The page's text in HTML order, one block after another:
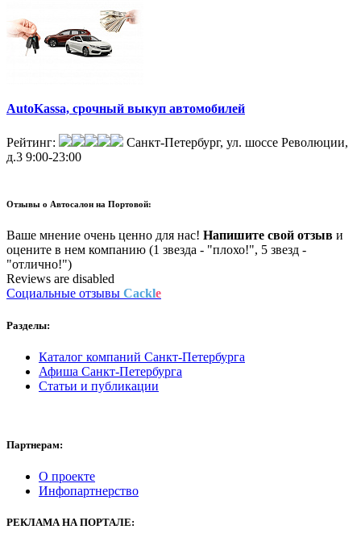
AutoKassa, срочный выкуп автомобилей
Рейтинг:
Санкт-Петербург, ул. шоссе Революции,
д.3 9:00-23:00
Отзывы о Автосалон на Портовой:
Ваше мнение очень ценно для нас! Напишите свой отзыв и
оцените в нем компанию (1 звезда - "плохо!", 5 звезд -
"отлично!")
Reviews are disabled
Социальные отзывы Cackle
Разделы:
Каталог компаний Санкт-Петербурга
Афиша Санкт-Петербурга
Статьи и публикации
Партнерам:
О проекте
Инфопартнерство
РЕКЛАМАНА ПОРТАЛЕ: